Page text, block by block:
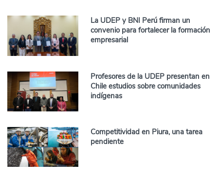
La UDEP y BNI Perú firman un
convenio para fortalecer la formación
empresarial
Profesores de la UDEP presentan en
Chile estudios sobre comunidades
indígenas
Competitividad en Piura, una tarea
pendiente